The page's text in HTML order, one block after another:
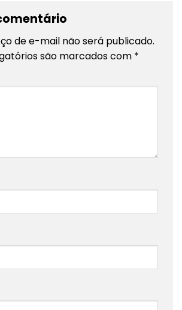
de e-mail não será publicado.
são marcados com *